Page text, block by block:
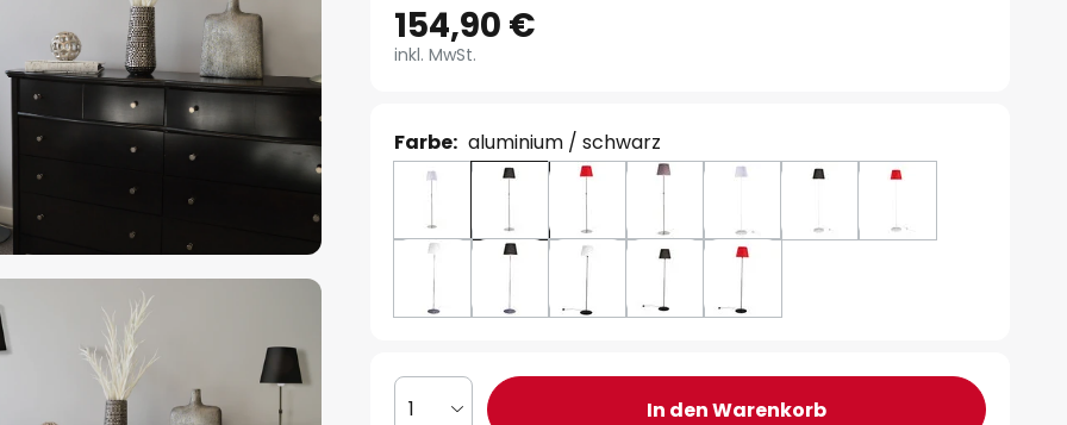
154,90 €
inkl. MwSt.
Farbe: aluminium / schwarz
1 In den Warenkorb